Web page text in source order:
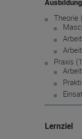
Theorie
Praxis
Lernziel